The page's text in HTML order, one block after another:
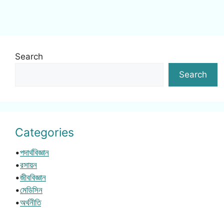
Search
Search
Categories
•পদার্থবিজ্ঞান
•রসায়ন
•জীববিজ্ঞান
•মেডিসিন
•অর্থনীতি